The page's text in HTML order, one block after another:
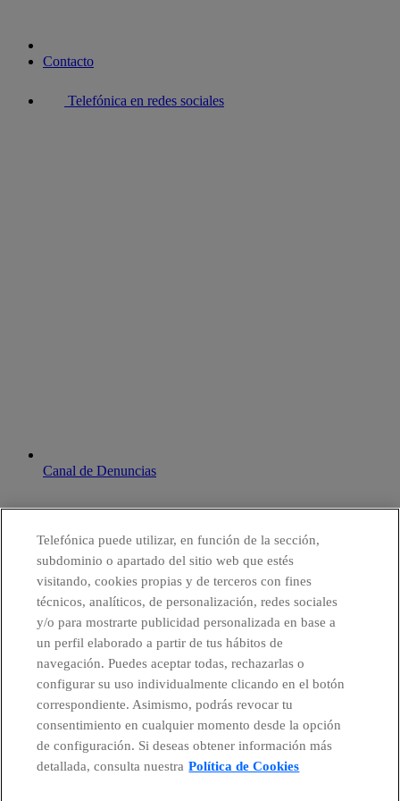
Contacto
Telefónica en redes sociales
Canal de Denuncias
Telefónica puede utilizar, en función de la sección,
subdominio o apartado del sitio web que estés
visitando, cookies propias y de terceros con fines
técnicos, analíticos, de personalización, redes sociales
y/o para mostrarte publicidad personalizada en base a
un perfil elaborado a partir de tus hábitos de
navegación. Puedes aceptar todas, rechazarlas o
configurar su uso individualmente clicando en el botón
correspondiente. Asimismo, podrás revocar tu
consentimiento en cualquier momento desde la opción
de configuración. Si deseas obtener información más
detallada, consulta nuestra Política de Cookies